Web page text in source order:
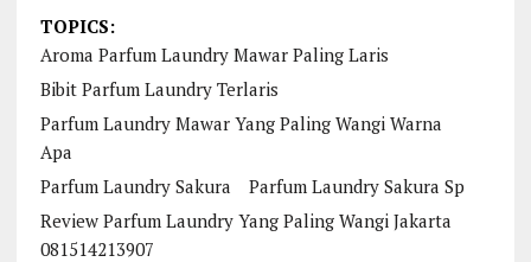
TOPICS:
Aroma Parfum Laundry Mawar Paling Laris
Bibit Parfum Laundry Terlaris
Parfum Laundry Mawar Yang Paling Wangi Warna
Apa
Parfum Laundry Sakura
Parfum Laundry Sakura Sp
Review Parfum Laundry Yang Paling Wangi Jakarta
081514213907